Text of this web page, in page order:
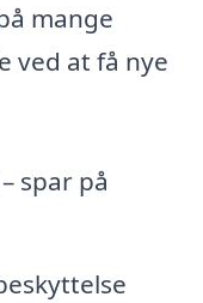
mange
ved at få nye
spar på